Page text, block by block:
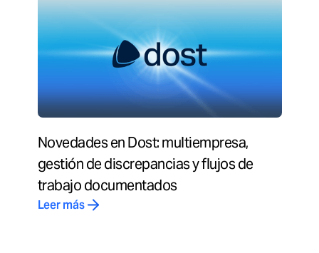
Novedades en Dost: multiempresa,
gestión de discrepancias y flujos de
trabajo documentados
Leer más